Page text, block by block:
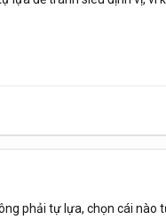
phải tự lựa, chọn cái